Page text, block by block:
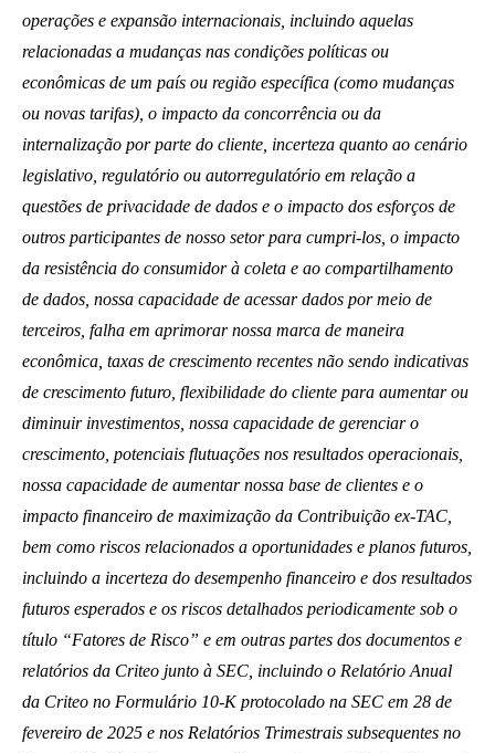
operações e expansão internacionais, incluindo aquelas
relacionadas a mudanças nas condições políticas ou
econômicas de um país ou região específica (como mudanças
ou novas tarifas), o impacto da concorrência ou da
internalização por parte do cliente, incerteza quanto ao cenário
legislativo, regulatório ou autorregulatório em relação a
questões de privacidade de dados e o impacto dos esforços de
outros participantes de nosso setor para cumpri-los, o impacto
da resistência do consumidor à coleta e ao compartilhamento
de dados, nossa capacidade de acessar dados por meio de
terceiros, falha em aprimorar nossa marca de maneira
econômica, taxas de crescimento recentes não sendo indicativas
de crescimento futuro, flexibilidade do cliente para aumentar ou
diminuir investimentos, nossa capacidade de gerenciar o
crescimento, potenciais flutuações nos resultados operacionais,
nossa capacidade de aumentar nossa base de clientes e o
impacto financeiro de maximização da Contribuição ex-TAC,
bem como riscos relacionados a oportunidades e planos futuros,
incluindo a incerteza do desempenho financeiro e dos resultados
futuros esperados e os riscos detalhados periodicamente sob o
título “Fatores de Risco” e em outras partes dos documentos e
relatórios da Criteo junto à SEC, incluindo o Relatório Anual
da Criteo no Formulário 10-K protocolado na SEC em 28 de
fevereiro de 2025 e nos Relatórios Trimestrais subsequentes no